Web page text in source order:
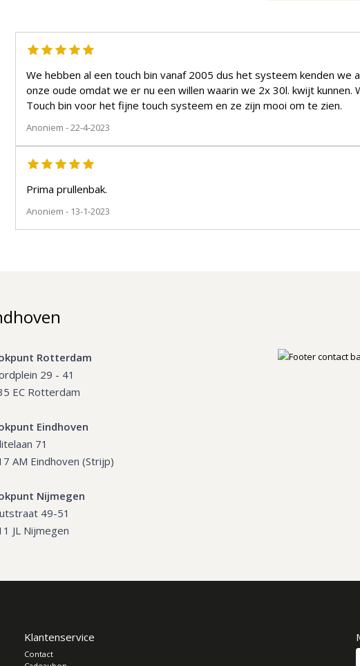
We hebben al een touch bin vanaf 2005 dus het systeem kenden we
onze oude omdat we er nu een willen waarin we 2x 30l. kwijt kunnen. We kiezen weer voor een Brabantia
Touch bin voor het fijne touch systeem en ze zijn mooi om te zien.
Anoniem - 22-4-2023
Prima prullenbak.
Anoniem - 13-1-2023
Rotterdam
29 - 41
EC Rotterdam
Eindhoven
71
AM Eindhoven (Strijp)
Nijmegen
49-51
JL Nijmegen
Klantenservice
Contact